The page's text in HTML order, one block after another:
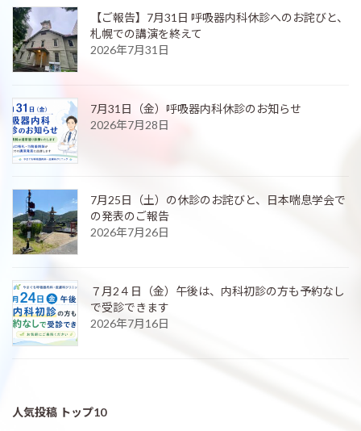
【ご報告】7月31日 呼吸器内科休診へのお詫びと、
札幌での講演を終えて
2026年7月31日
7月31日（金）呼吸器内科休診のお知らせ
2026年7月28日
7月25日（土）の休診のお詫びと、日本喘息学会で
の発表のご報告
2026年7月26日
７月2４日（金）午後は、内科初診の方も予約なし
で受診できます
2026年7月16日
人気投稿 トップ10